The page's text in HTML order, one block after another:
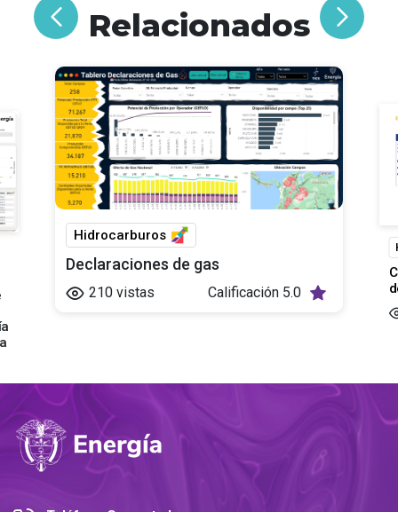
Relacionados
Hidrocarburos
Declaraciones de gas
210 vistas Calificación 5.0